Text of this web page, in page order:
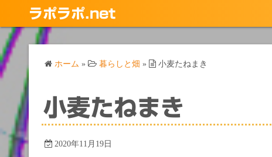
テ
ン
ツ
ラポラポ.net
ホーム » 暮らしと畑 » 小麦たねまき
小麦たねまき
2020年11月19日